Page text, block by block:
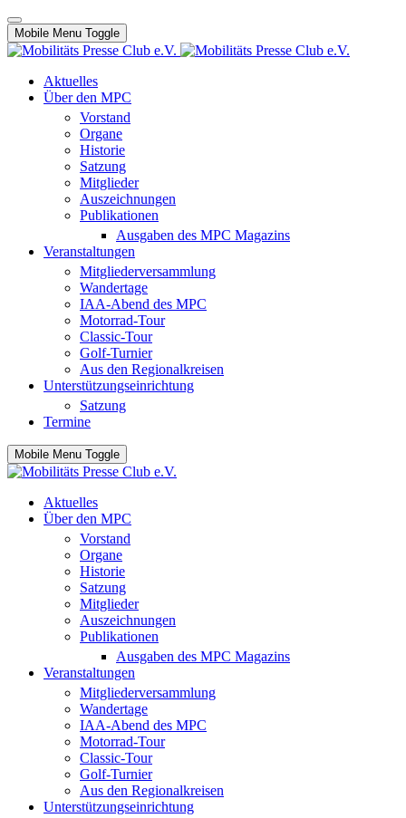
Mobile Menu Toggle
Aktuelles
Über den MPC
Vorstand
Organe
Historie
Satzung
Mitglieder
Auszeichnungen
Publikationen
Ausgaben des MPC Magazins
Veranstaltungen
Mitgliederversammlung
Wandertage
IAA-Abend des MPC
Motorrad-Tour
Classic-Tour
Golf-Turnier
Aus den Regionalkreisen
Unterstützungseinrichtung
Satzung
Termine
Mobile Menu Toggle
Aktuelles
Über den MPC
Vorstand
Organe
Historie
Satzung
Mitglieder
Auszeichnungen
Publikationen
Ausgaben des MPC Magazins
Veranstaltungen
Mitgliederversammlung
Wandertage
IAA-Abend des MPC
Motorrad-Tour
Classic-Tour
Golf-Turnier
Aus den Regionalkreisen
Unterstützungseinrichtung